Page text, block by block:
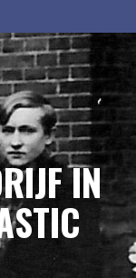
IN